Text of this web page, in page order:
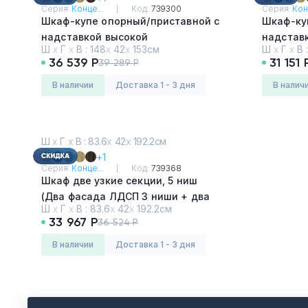
Серия: Конце... Код: 739300
Шкаф-купе опорный/приставной с
надставкой высокой
Дуб Винченцо - Белый
Ш х Г х В : 148х 42х 153см
36 539 Р39 289 Р
в наличии Доставка 1 - 3 дня
Серия:
Шкаф-
Дуб
Ш х Г х В :
31 151
в
Ш х Г х В : 83.6х 42х 192.2см
+1
Серия: Конце... Код: 739368
Шкаф две узкие секции, 5 ниш
(Два фасада ЛДСП 3 ниши + два
фасада стекло белое матовое в
раме, 2 ниши)
Дуб Винченцо - Белый
Ш х Г х В : 83.6х 42х 192.2см
33 967 Р36 524 Р
в наличии Доставка 1 - 3 дня